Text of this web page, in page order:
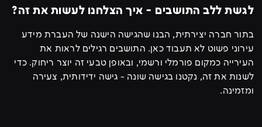
לגשת ללב התושבים - איך הצלחנו לעשות את זה?
בתור חברה יצירתית, הבנו שהגישה הישנה של העברת מידע
עירוני פשוט לא תעבוד כאן. התושבים רגילים לראות את
העירייה כמקום פורמלי ורשמי, ובאופן טבעי זה יוצר ריחוק. כדי
לשנות את זה, נקטנו בגישה שונה - גישה ידידותית, צעירה
ומזמינה.